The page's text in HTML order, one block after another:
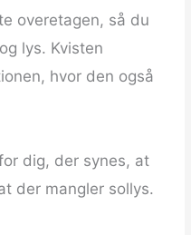
overetagen, så du
lys. Kvisten
hvor den også
dig, der synes, at
der mangler sollys.